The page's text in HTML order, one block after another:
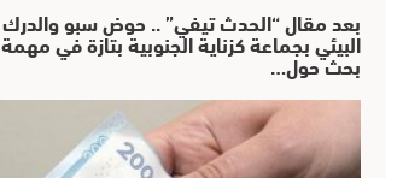
بعد مقال “الحدث تيفي” .. حوض سبو والدرك
البيئي بجماعة كزناية الجنوبية بتازة في مهمة
بحث حول…